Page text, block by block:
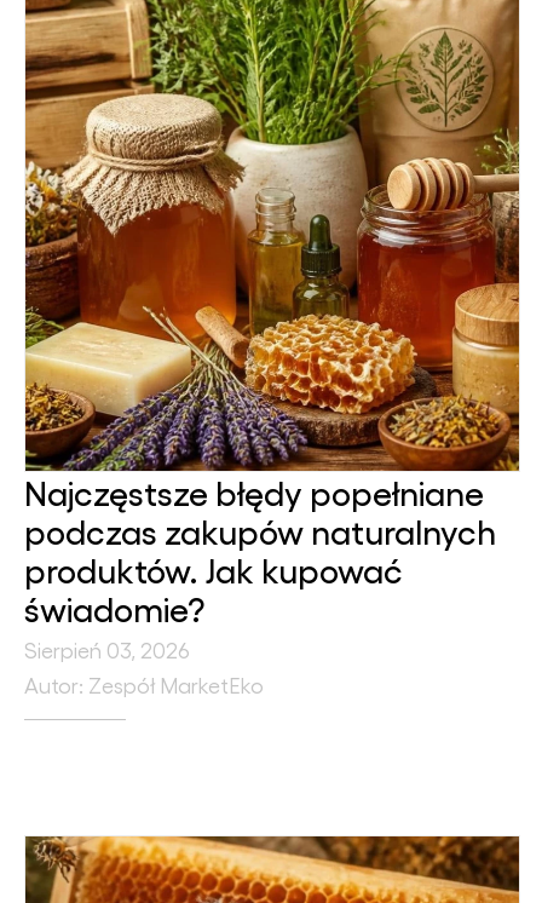
Najczęstsze błędy popełniane
podczas zakupów naturalnych
produktów. Jak kupować
świadomie?
Sierpień 03, 2026
Autor: Zespół MarketEko